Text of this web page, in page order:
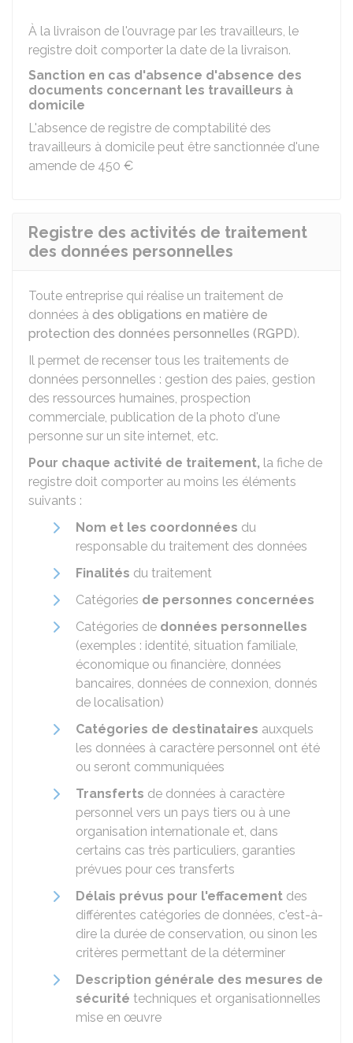
À la livraison de l'ouvrage par les travailleurs, le
registre doit comporter la date de la livraison.
Sanction en cas d'absence d'absence des
documents concernant les travailleurs à
domicile
L'absence de registre de comptabilité des
travailleurs à domicile peut être sanctionnée d'une
amende de 450 €
Registre des activités de traitement
des données personnelles
Toute entreprise qui réalise un traitement de
données à des obligations en matière de
protection des données personnelles (RGPD).
Il permet de recenser tous les traitements de
données personnelles : gestion des paies, gestion
des ressources humaines, prospection
commerciale, publication de la photo d'une
personne sur un site internet, etc.
Pour chaque activité de traitement, la fiche de
registre doit comporter au moins les éléments
suivants :
Nom et les coordonnées du
responsable du traitement des données
Finalités du traitement
Catégories de personnes concernées
Catégories de données personnelles
(exemples : identité, situation familiale,
économique ou financière, données
bancaires, données de connexion, donnés
de localisation)
Catégories de destinataires auxquels
les données à caractère personnel ont été
ou seront communiquées
Transferts de données à caractère
personnel vers un pays tiers ou à une
organisation internationale et, dans
certains cas très particuliers, garanties
prévues pour ces transferts
Délais prévus pour l'effacement des
différentes catégories de données, c'est-à-
dire la durée de conservation, ou sinon les
critères permettant de la déterminer
Description générale des mesures de
sécurité techniques et organisationnelles
mise en œuvre